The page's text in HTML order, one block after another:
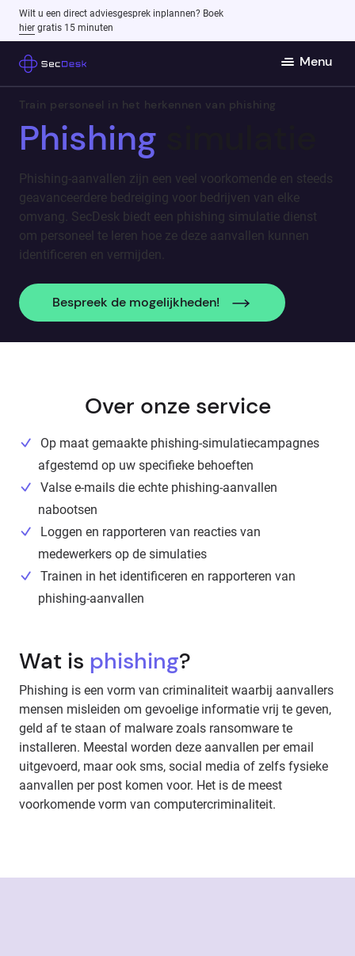
Wilt u een direct adviesgesprek inplannen? Boek
hier gratis 15 minuten
Menu
Train personeel in het herkennen van phishing
Phishing
Phishing-aanvallen zijn een veel voorkomende en steeds
geavanceerdere bedreiging voor bedrijven van elke
omvang. SecDesk biedt een phishing simulatie dienst
om personeel te leren hoe ze deze aanvallen kunnen
identificeren en vermijden.
Bespreek de mogelijkheden!
Over onze service
Op maat gemaakte phishing-simulatiecampagnes
afgestemd op uw specifieke behoeften
Valse e-mails die echte phishing-aanvallen
nabootsen
Loggen en rapporteren van reacties van
medewerkers op de simulaties
Trainen in het identificeren en rapporteren van
phishing-aanvallen
Wat is phishing?
Phishing is een vorm van criminaliteit waarbij aanvallers
mensen misleiden om gevoelige informatie vrij te geven,
geld af te staan of malware zoals ransomware te
installeren. Meestal worden deze aanvallen per email
uitgevoerd, maar ook sms, social media of zelfs fysieke
aanvallen per post komen voor. Het is de meest
voorkomende vorm van computercriminaliteit.